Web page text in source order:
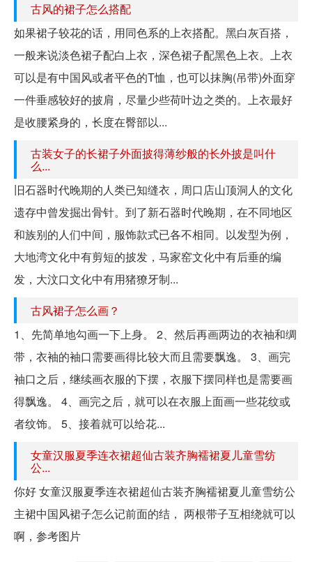
古风的裙子怎么搭配
如果裙子较花的话，用同色系的上衣搭配。黑白灰百搭，
一般来说淡色裙子配白上衣，深色裙子配黑色上衣。上衣
可以是有中国风或者平色的T恤，也可以抹胸(吊带)外面穿
一件垂感较好的披肩，尽量少些荷叶边之类的。上衣最好
是收腰紧身的，长度在臀部以...
古装女子的长裙子外面披得薄纱般的长外披是叫什
么...
旧石器时代晚期的人类已知缝衣，周口店山顶洞人的文化
遗存中曾发掘出骨针。到了新石器时代晚期，在不同地区
和族别的人们中间，服饰款式已各不相同。以发型为例，
大地湾文化中有剪短的披发，马家窑文化中有后垂的编
发，大汶口文化中有用猪獠牙制...
古风裙子怎么画？
1、先简单地勾画一下上身。 2、然后再画两边的衣袖和绸
带，衣袖的袖口需要画得比较大而且需要飘逸。 3、画完
袖口之后，继续画衣服的下摆，衣服下摆同样也是需要画
得飘逸。 4、画完之后，就可以在衣服上面画一些花纹或
者纹饰。 5、接着就可以给花...
女童汉服夏季连衣裙超仙古装齐胸襦裙夏儿童雪纺
公...
你好 女童汉服夏季连衣裙超仙古装齐胸襦裙夏儿童雪纺公
主裙中国风裙子怎么记前面的结， 两根带子互相绕就可以
啊，参考图片